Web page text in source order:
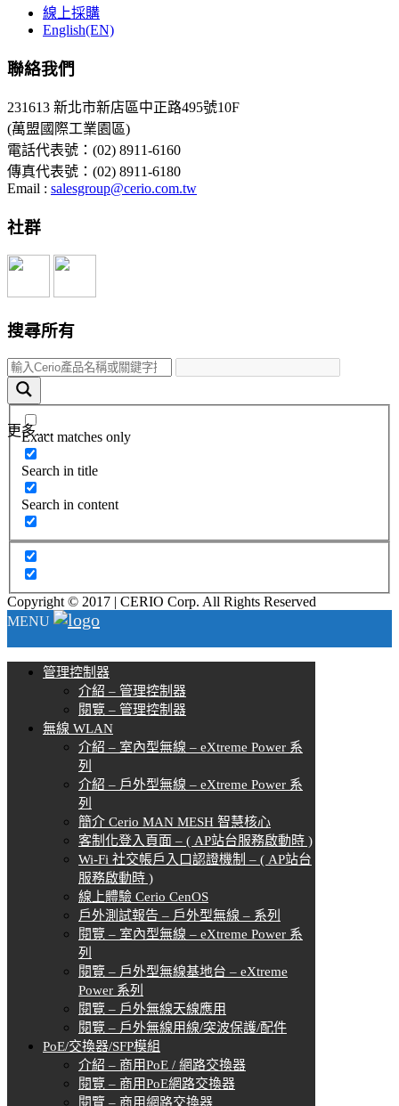
線上採購
English(EN)
聯絡我們
231613 新北市新店區中正路495號10F
(萬盟國際工業園區)
電話代表號：(02) 8911-6160
傳真代表號：(02) 8911-6180
Email : salesgroup@cerio.com.tw
社群
搜尋所有
更多.....
Exact matches only
Search in title
Search in content
Copyright © 2017 | CERIO Corp. All Rights Reserved
MENU
管理控制器
介紹 – 管理控制器
閱覽 – 管理控制器
無線 WLAN
介紹 – 室內型無線 – eXtreme Power 系
列
介紹 – 戶外型無線 – eXtreme Power 系
列
簡介 Cerio MAN MESH 智慧核心
客制化登入頁面 – ( AP站台服務啟動時 )
Wi-Fi 社交帳戶入口認證機制 – ( AP站台
服務啟動時 )
線上體驗 Cerio CenOS
戶外測試報告 – 戶外型無線 – 系列
閱覽 – 室內型無線 – eXtreme Power 系
列
閱覽 – 戶外型無線基地台 – eXtreme
Power 系列
閱覽 – 戶外無線天線應用
閱覽 – 戶外無線用線/突波保護/配件
PoE/交換器/SFP模組
介紹 – 商用PoE / 網路交換器
閱覽 – 商用PoE網路交換器
閱覽 – 商用網路交換器